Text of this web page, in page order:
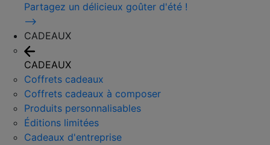
Partagez un délicieux goûter d'été !
⟶
CADEAUX
CADEAUX
Coffrets cadeaux
Coffrets cadeaux à composer
Produits personnalisables
Éditions limitées
Cadeaux d'entreprise